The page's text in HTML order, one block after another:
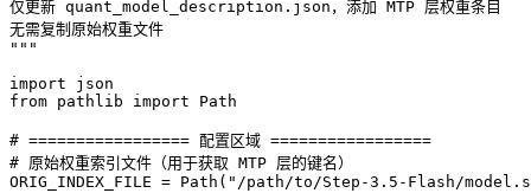
仅更新 quant_model_description.json，添加 MTP 层权重条目
无需复制原始权重文件
"""
import json
from pathlib import Path
# ================= 配置区域 =================
# 原始权重索引文件（用于获取 MTP 层的键名）
ORIG_INDEX_FILE = Path("/path/to/Step-3.5-Flash/